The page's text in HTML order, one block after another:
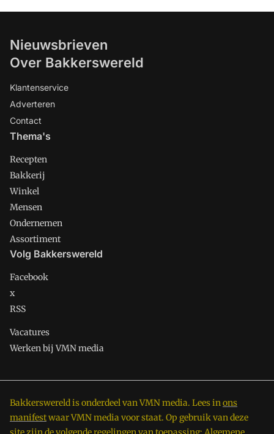
Nieuwsbrieven
Over Bakkerswereld
Klantenservice
Adverteren
Contact
Thema's
Recepten
Bakkerij
Winkel
Mensen
Ondernemen
Assortiment
Volg Bakkerswereld
Facebook
x
RSS
Vacatures
Werken bij VMN media
Bakkerswereld is onderdeel van VMN media. Lees inons
manifestwaar VMN media voor staat. Op gebruik van deze